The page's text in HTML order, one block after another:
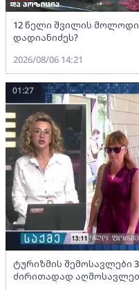
12 წელი შვილის
დადიანიძეს?
2026/08/06 14:21
ტურიზმის შემოსავლები
ძირითადად
01:27